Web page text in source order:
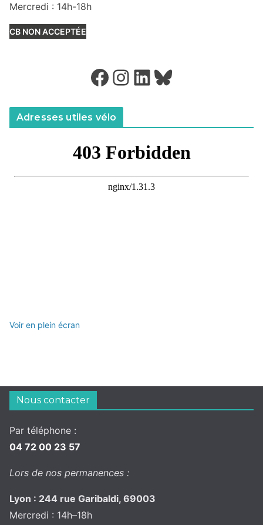
Mercredi : 14h-18h
CB NON ACCEPTÉE
Facebook Instagram LinkedIn Bluesky
Adresses utiles vélo
Voir en plein écran
Nous contacter
Par téléphone :
04 72 00 23 57
Lors de nos permanences :
Lyon : 244 rue Garibaldi, 69003
Mercredi : 14h–18h